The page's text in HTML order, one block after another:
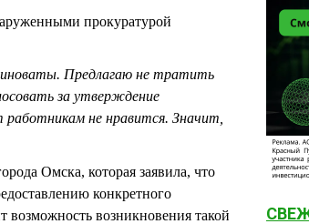
прокуратурой
Предлагаю не тратить
за утверждение
работникам не нравится. Значит,
Омска, которая заявила, что
конкретного
возможность возникновения такой